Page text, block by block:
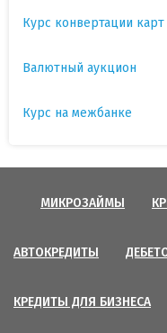
Курс конвертации карт
Валютный аукцион
Курс на межбанке
МИКРОЗАЙМЫ
АВТОКРЕДИТЫ
КРЕДИТЫ ДЛЯ БИЗНЕСА